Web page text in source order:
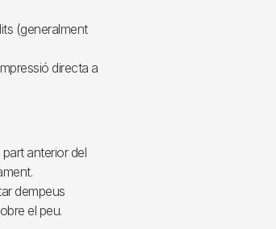
(generalment
directa a
anterior del
dempeus
el peu.